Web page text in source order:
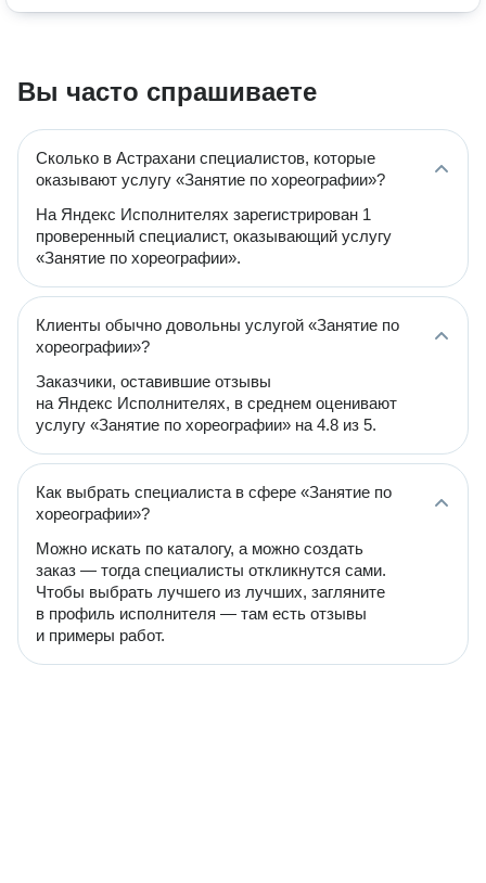
Вы часто спрашиваете
Сколько в Астрахани специалистов, которые
оказывают услугу «Занятие по хореографии»?
На Яндекс Исполнителях зарегистрирован 1
проверенный специалист, оказывающий услугу
«Занятие по хореографии».
Клиенты обычно довольны услугой «Занятие по
хореографии»?
Заказчики, оставившие отзывы
на Яндекс Исполнителях, в среднем оценивают
услугу «Занятие по хореографии» на 4.8 из 5.
Как выбрать специалиста в сфере «Занятие по
хореографии»?
Можно искать по каталогу, а можно создать
заказ — тогда специалисты откликнутся сами.
Чтобы выбрать лучшего из лучших, загляните
в профиль исполнителя — там есть отзывы
и примеры работ.